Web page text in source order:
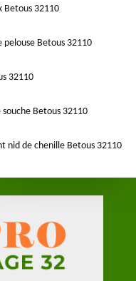
Betous 32110
Betous 32110
32110
Betous 32110
nid de chenille Betous 32110